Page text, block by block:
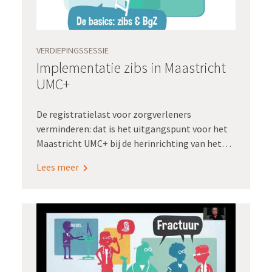
VERDIEPINGSSESSIE
Implementatie zibs in Maastricht
UMC+
De registratielast voor zorgverleners
verminderen: dat is het uitgangspunt voor het
Maastricht UMC+ bij de herinrichting van het
praten mee over welke
hebben om hun werk goed te kunnen doen. Het
MUMC+ bouwt die zibs ook nog eens zelf in. Hoe
ze dit doen, daarover hielden we een
Verdiepingssessie. Renaldo Secchi, CNIO bij het
MUMC+, en Martine Lipsch, projectmanager
Lees meer